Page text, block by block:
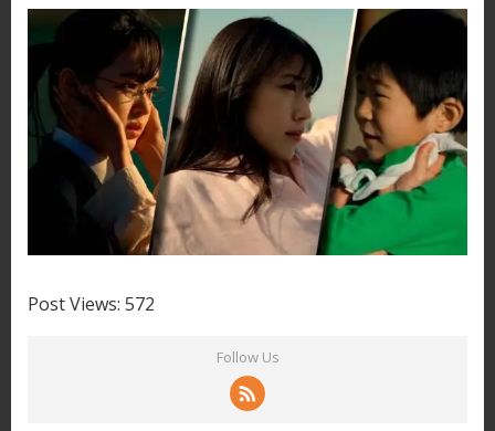
Post Views: 572
Follow Us